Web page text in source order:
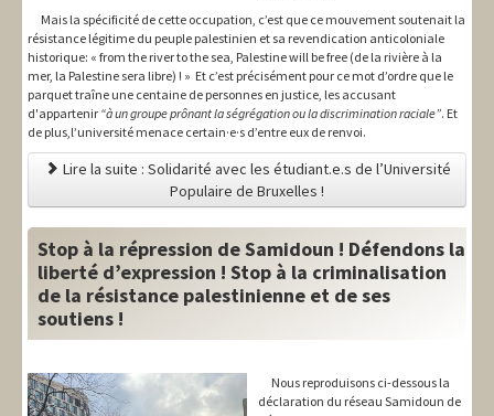
Mais la spécificité de cette occupation, c’est que ce mouvement soutenait la
résistance légitime du peuple palestinien et sa revendication anticoloniale
historique: « from the river to the sea, Palestine will be free (de la rivière à la
mer, la Palestine sera libre) ! » Et c’est précisément pour ce mot d’ordre que le
parquet traîne une centaine de personnes en justice, les accusant
d'appartenir “à un groupe prônant la ségrégation ou la discrimination raciale”. Et
de plus,l’université menace certain·e·s d’entre eux de renvoi.
Lire la suite : Solidarité avec les étudiant.e.s de l’Université
Populaire de Bruxelles !
Stop à la répression de Samidoun ! Défendons la
liberté d’expression ! Stop à la criminalisation
de la résistance palestinienne et de ses
soutiens !
Nous reproduisons ci-dessous la
déclaration du réseau Samidoun de